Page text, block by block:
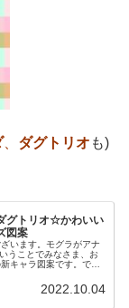
、 ダグトリオ も)
グトリオ☆かわいい
図案
います。モグラがアナ
うことでみなさま、お
キャラ図案です。で
2022.10.04